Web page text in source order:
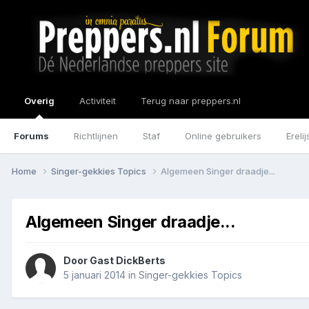
Overig
Forums Richtlijnen Staf Online gebruikers
Activiteit Terug naar preppers.nl
Home Singer-gekkies Topics Algemeen Singer draadje...
Algemeen Singer draadje...
Door Gast DickBerts
5 januari 2014 in Singer-gekkies Topics